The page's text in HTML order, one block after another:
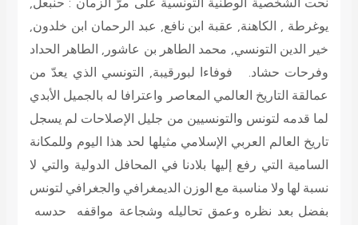
يوغرطة , الكاهنة, عقبة ابن نافع, عبد الرحمان ابن خلدون,
خير الدين التونسي, محمد الطاهر بن عاشور, الطاهر الحداد
وفرحات حشاد. فوفاءا لبورقيبة, التونسي الذي يعدّ من
عمالقة التاريخ العالمي المعاصر واعترافا له بالجميل الأبدي
لما قدمه لتونس والتونسيين من جليل الإصلاحات لم يسجل
تاريخ العالم العربي الإسلامي مثيلها لحد هذا اليوم وللمكانة
السامية التي رفع إليها بلادنا في المحافل الدولية والتي لا
نسبة لها ولا مناسبة مع الوزن الديمغرافي والجغرافي لتونس
بفضل بعد نظره وعمق تحاليله وشجاعة مواقفه حدسه